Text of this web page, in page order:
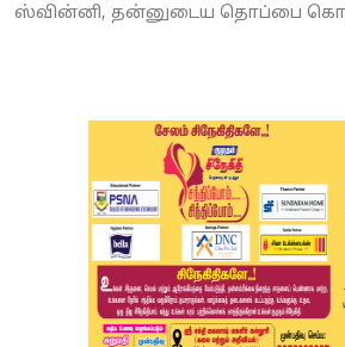
Weather
ஸ்வின்னி, தன்னுடைய தொப்பை